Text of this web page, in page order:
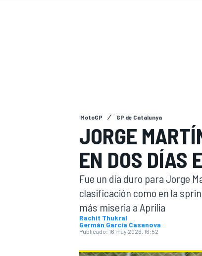
MOTOGP
MotoGP GP de Catalunya
JORGE
EN DOS DÍAS
Fue un día duro para Jorge
clasificación como en la
más miseria a Aprilia
Rachit Thukral
Germán Garcia Casanova
Publicado: 16 may 2026, 16:52